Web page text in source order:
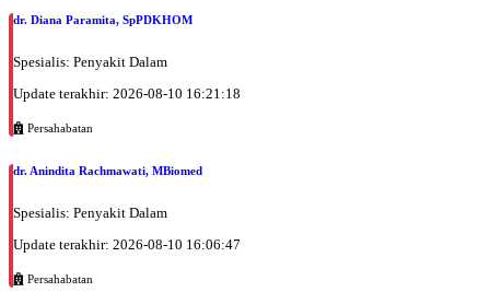
dr. Diana Paramita, SpPDKHOM
Spesialis: Penyakit Dalam
Update terakhir: 2026-08-10 16:21:18
Persahabatan
dr. Anindita Rachmawati, MBiomed
Spesialis: Penyakit Dalam
Update terakhir: 2026-08-10 16:06:47
Persahabatan